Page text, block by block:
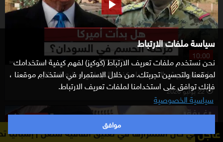
سياسة ملفات الارتباط
نحن نستخدم ملفات تعريف الارتباط (كوكيز) لفهم كيفية استخدامك
لموقعنا ولتحسين تجربتك. من خلال الاستمرار في استخدام موقعنا ،
فإنك توافق على استخدامنا لملفات تعريف الارتباط.
سياسية الخصوصية
موافق
10:00
واشنطن: جيش السودان استخدم الكيماوي وعليه الامتثال
l 22 يوليو 2026
عاجلاتفاقية شنغن إسبانيا تحذر إيطاليا من اتخاذ